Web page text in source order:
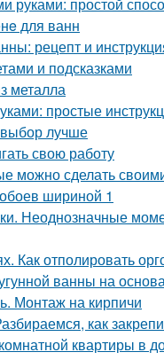
для ванн
рецепт и
и подсказками
металла
простые
лучше
свою работу
можно сделать
шириной 1
Неоднозначные
Как отполировать
ванны на
Монтаж на кирпичи
как
квартиры в